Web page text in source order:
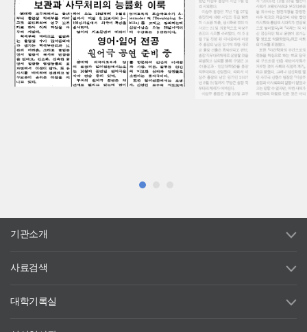
급 등 행정능률의 효과면에서 이점이 많
다. 또 유사시를 대비하여 간편하고 영구
보존이 손쉬운 이점을 지니고 있다.
의 뜻을 밝히며 사표를 제출
인 이사회는 31일 최종적
총장 선출은 촉박하다고 판
라 이상주 총장의 남은 임
기관소개
사료검색
대학기록실